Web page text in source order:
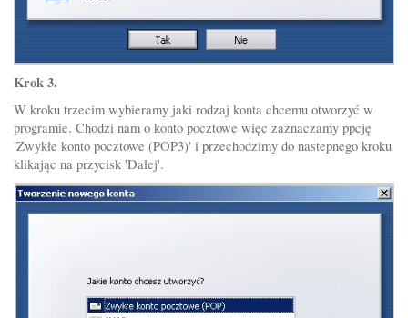
Krok 3.
W kroku trzecim wybieramy jaki rodzaj konta chcemu otworzyć w
programie. Chodzi nam o konto pocztowe więc zaznaczamy ppcję
'Zwykłe konto pocztowe (POP3)' i przechodzimy do nastepnego kroku
klikając na przycisk 'Dalej'.